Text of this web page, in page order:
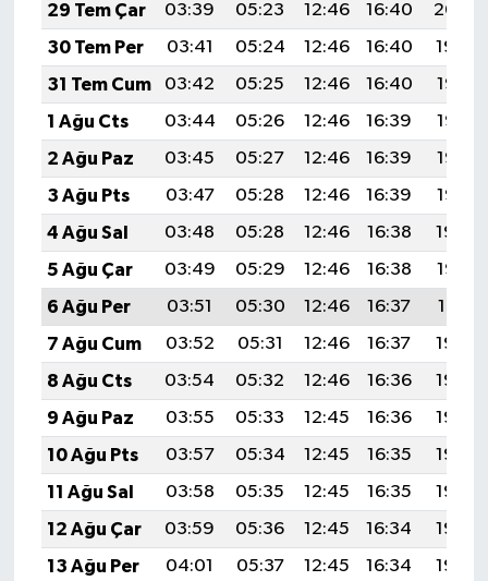
29 Tem Çar
03:39 05:23 12:46 16:40
20:00
30 Tem Per
03:41 05:24 12:46 16:40
19:59
31 Tem Cum
03:42 05:25 12:46 16:40
19:58
1 Ağu Cts
03:44 05:26 12:46 16:39
19:57
2 Ağu Paz
03:45 05:27 12:46 16:39
19:56
3 Ağu Pts
03:47 05:28 12:46 16:39
19:55
4 Ağu Sal
03:48 05:28 12:46 16:38
19:54
5 Ağu Çar
03:49 05:29 12:46 16:38
19:52
6 Ağu Per
03:51 05:30 12:46 16:37
19:51
7 Ağu Cum
03:52 05:31 12:46 16:37
19:50
8 Ağu Cts
03:54 05:32 12:46 16:36
19:49
9 Ağu Paz
03:55 05:33 12:45 16:36
19:48
10 Ağu Pts
03:57 05:34 12:45 16:35
19:46
11 Ağu Sal
03:58 05:35 12:45 16:35
19:45
12 Ağu Çar
03:59 05:36 12:45 16:34
19:44
13 Ağu Per
04:01 05:37 12:45 16:34
19:43